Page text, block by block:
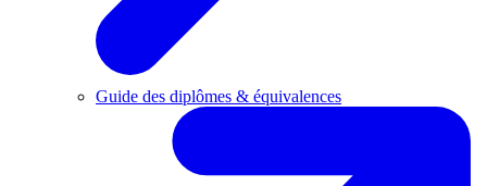
Guide des diplômes & équivalences